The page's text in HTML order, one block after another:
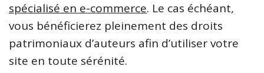
spécialisé en e-commerce. Le cas échéant,
vous bénéficierez pleinement des droits
patrimoniaux d’auteurs afin d’utiliser votre
site en toute sérénité.